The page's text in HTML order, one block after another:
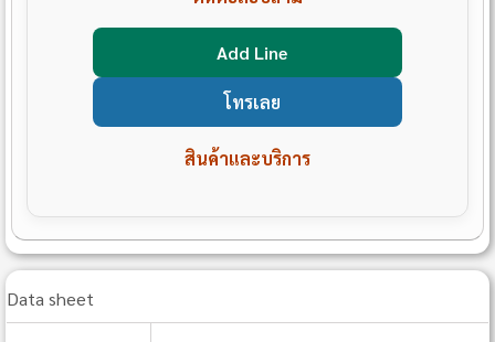
Add Line
โทรเลย
สินค้าและบริการ
Data sheet